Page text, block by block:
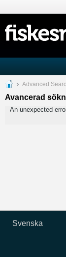
Advanced
Avancerad
An unexpected
Svenska